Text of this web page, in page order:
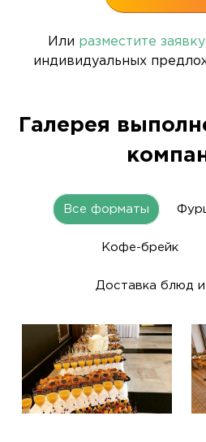
Или разместите заявку
индивидуальных
Галерея
Все форматы
Кофе-брейк
Доставка блюд и